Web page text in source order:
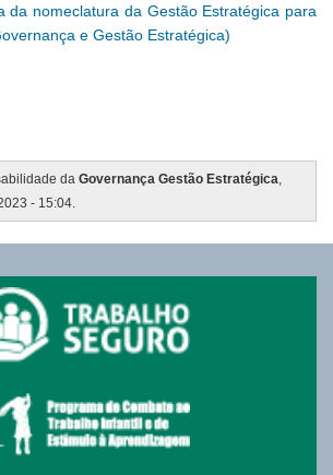
da nomeclatura da Gestão Estratégica para
e Gestão Estratégica)
da Governança Gestão Estratégica,
- 15:04.